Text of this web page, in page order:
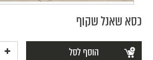
כסא שאנל שקוף
הוסף לסל